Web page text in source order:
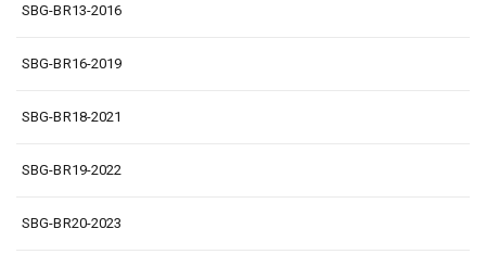
SBG-BR13-2016
SBG-BR16-2019
SBG-BR18-2021
SBG-BR19-2022
SBG-BR20-2023